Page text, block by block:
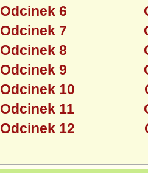
Odcinek 6
Odcinek 7
Odcinek 8
Odcinek 9
Odcinek 10
Odcinek 11
Odcinek 12